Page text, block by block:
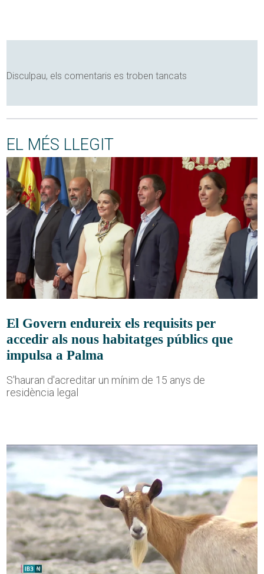
Disculpau, els comentaris es troben tancats
EL MÉS LLEGIT
El Govern endureix els requisits per
accedir als nous habitatges públics que
impulsa a Palma
S'hauran d'acreditar un mínim de 15 anys de
residència legal